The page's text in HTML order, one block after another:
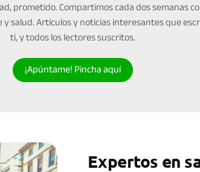
prometido. Compartimos cada dos semanas
salud. Artículos y noticias interesantes que
ti, y todos los lectores suscritos.
¡Apúntame! Pincha aquí
Expertos en